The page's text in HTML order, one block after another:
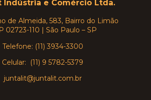
Indústria e Comércio Ltda.
de Almeida, 583, Bairro do Limão
02723-110 | São Paulo – SP
Telefone: (11) 3934-3300
Celular: (11) 9 5782-5379
juntalit@juntalit.com.br